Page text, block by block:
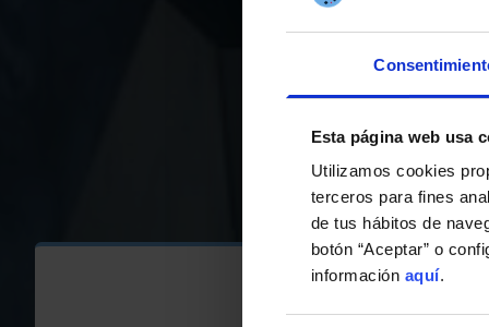
Esta página web usa
Utilizamos cookies
terceros para fines
de tus hábitos de
botón “Aceptar” o
información aquí.